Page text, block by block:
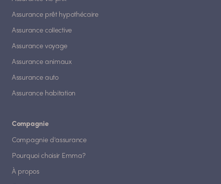
Assurance prêt hypothécaire
Assurance collective
Assurance voyage
Assurance animaux
Assurance auto
Assurance habitation
Compagnie
Compagnie d'assurance
Pourquoi choisir Emma?
À propos